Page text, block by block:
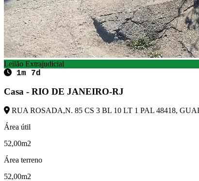
Leilão Extrajudicial
1m 7d
Casa - RIO DE JANEIRO-RJ
RUA ROSADA,N. 85 CS 3 BL 10 LT 1 PAL 48418,
Área útil
52,00m2
Área terreno
52,00m2